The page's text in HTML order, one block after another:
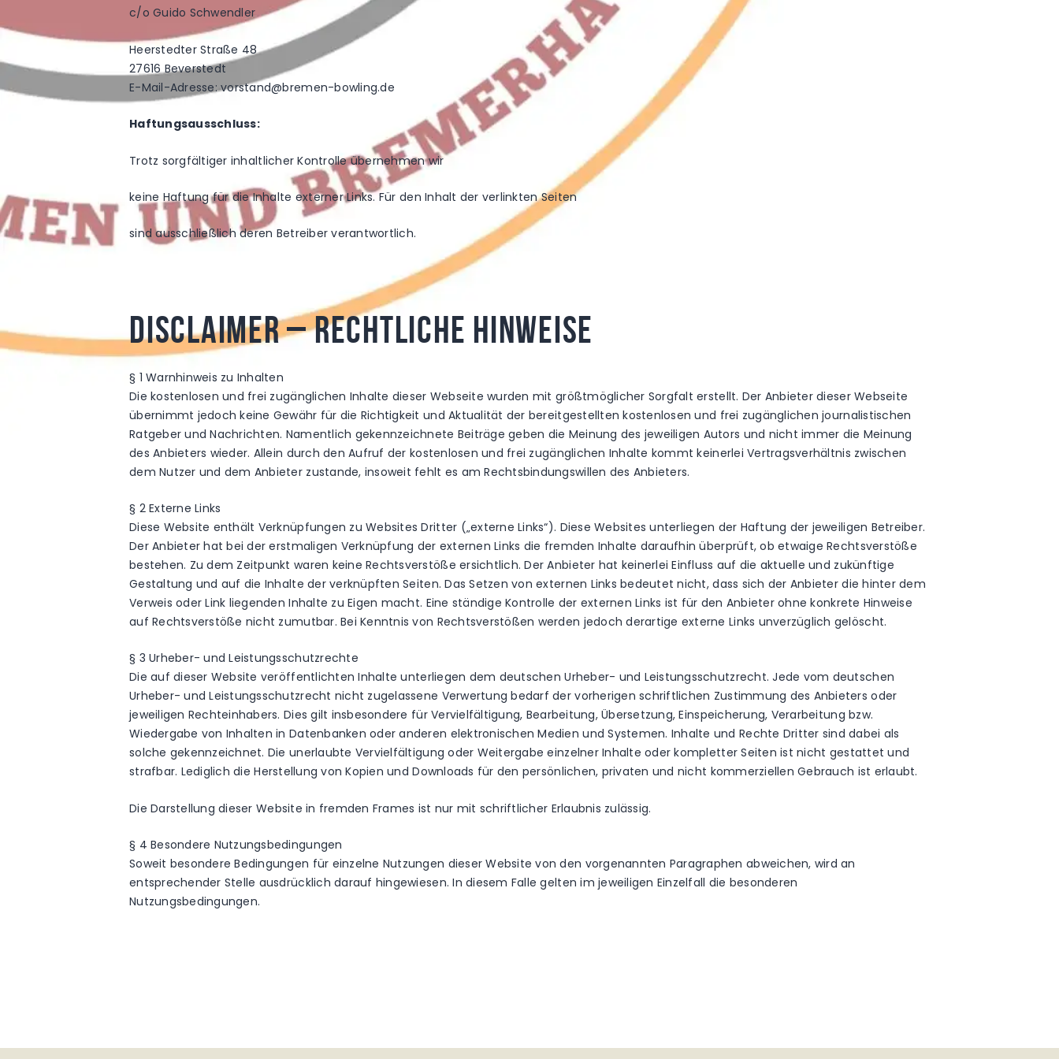
c/o Guido Schwendler
Heerstedter Straße 48
27616 Beverstedt
E-Mail-Adresse: vorstand@bremen-bowling.de
Haftungsausschluss:
Trotz sorgfältiger inhaltlicher Kontrolle übernehmen wir
keine Haftung für die Inhalte externer Links. Für den Inhalt der verlinkten Seiten
sind ausschließlich deren Betreiber verantwortlich.
Disclaimer – rechtliche Hinweise
§ 1 Warnhinweis zu Inhalten
Die kostenlosen und frei zugänglichen Inhalte dieser Webseite wurden mit größtmöglicher Sorgfalt erstellt. Der Anbieter dieser Webseite
übernimmt jedoch keine Gewähr für die Richtigkeit und Aktualität der bereitgestellten kostenlosen und frei zugänglichen journalistischen
Ratgeber und Nachrichten. Namentlich gekennzeichnete Beiträge geben die Meinung des jeweiligen Autors und nicht immer die Meinung
des Anbieters wieder. Allein durch den Aufruf der kostenlosen und frei zugänglichen Inhalte kommt keinerlei Vertragsverhältnis zwischen
dem Nutzer und dem Anbieter zustande, insoweit fehlt es am Rechtsbindungswillen des Anbieters.
§ 2 Externe Links
Diese Website enthält Verknüpfungen zu Websites Dritter („externe Links“). Diese Websites unterliegen der Haftung der jeweiligen Betreiber.
Der Anbieter hat bei der erstmaligen Verknüpfung der externen Links die fremden Inhalte daraufhin überprüft, ob etwaige Rechtsverstöße
bestehen. Zu dem Zeitpunkt waren keine Rechtsverstöße ersichtlich. Der Anbieter hat keinerlei Einfluss auf die aktuelle und zukünftige
Gestaltung und auf die Inhalte der verknüpften Seiten. Das Setzen von externen Links bedeutet nicht, dass sich der Anbieter die hinter dem
Verweis oder Link liegenden Inhalte zu Eigen macht. Eine ständige Kontrolle der externen Links ist für den Anbieter ohne konkrete Hinweise
auf Rechtsverstöße nicht zumutbar. Bei Kenntnis von Rechtsverstößen werden jedoch derartige externe Links unverzüglich gelöscht.
§ 3 Urheber- und Leistungsschutzrechte
Die auf dieser Website veröffentlichten Inhalte unterliegen dem deutschen Urheber- und Leistungsschutzrecht. Jede vom deutschen
Urheber- und Leistungsschutzrecht nicht zugelassene Verwertung bedarf der vorherigen schriftlichen Zustimmung des Anbieters oder
jeweiligen Rechteinhabers. Dies gilt insbesondere für Vervielfältigung, Bearbeitung, Übersetzung, Einspeicherung, Verarbeitung bzw.
Wiedergabe von Inhalten in Datenbanken oder anderen elektronischen Medien und Systemen. Inhalte und Rechte Dritter sind dabei als
solche gekennzeichnet. Die unerlaubte Vervielfältigung oder Weitergabe einzelner Inhalte oder kompletter Seiten ist nicht gestattet und
strafbar. Lediglich die Herstellung von Kopien und Downloads für den persönlichen, privaten und nicht kommerziellen Gebrauch ist erlaubt.
Die Darstellung dieser Website in fremden Frames ist nur mit schriftlicher Erlaubnis zulässig.
§ 4 Besondere Nutzungsbedingungen
Soweit besondere Bedingungen für einzelne Nutzungen dieser Website von den vorgenannten Paragraphen abweichen, wird an
entsprechender Stelle ausdrücklich darauf hingewiesen. In diesem Falle gelten im jeweiligen Einzelfall die besonderen
Nutzungsbedingungen.